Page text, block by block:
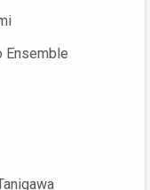
Ensemble